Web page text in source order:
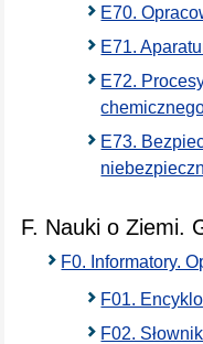
E70.
E71.
E72.
E73.
F. Nauki o Ziemi.
F0. Informatory.
F01.
F02.